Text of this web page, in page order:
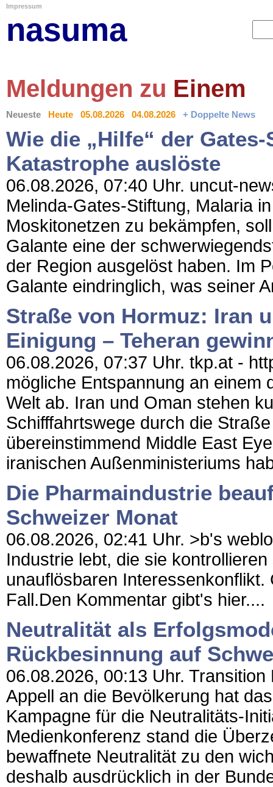
Impressum
nasuma
Meldungen zu Einem
Neueste Heute 05.08.2026 04.08.2026 + Doppelte News
Wie die „Hilfe“ der
Katastrophe auslöste
06.08.2026, 07:40 Uhr. uncut-
Melinda-Gates-Stiftung, Malaria
Moskitonetzen zu bekämpfen,
Galante eine der
der Region ausgelöst haben. Im
Galante eindringlich, was seiner
Straße von Hormuz: Iran
Einigung – Teheran
06.08.2026, 07:37 Uhr. tkp.at -
mögliche Entspannung an einem
Welt ab. Iran und Oman stehen
Schifffahrtswege durch die
übereinstimmend Middle East
iranischen Außenministeriums
Die Pharmaindustrie
Schweizer Monat
06.08.2026, 02:41 Uhr. >b's
Industrie lebt, die sie
unauflösbaren
Fall.Den Kommentar gibt's hier....
Neutralität als
Rückbesinnung auf
06.08.2026, 00:13 Uhr.
Appell an die Bevölkerung hat
Kampagne für die Neutralitäts-
Medienkonferenz stand die
bewaffnete Neutralität zu den
deshalb ausdrücklich in der